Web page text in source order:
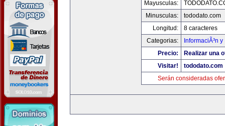
Mayusculas:
Minusculas:
tododato.com
Longitud:
8 caracteres
Categorias:
InformaciÃ³n
Precio:
Realizar una
Visitar!
tododato.com
Serán consideradas